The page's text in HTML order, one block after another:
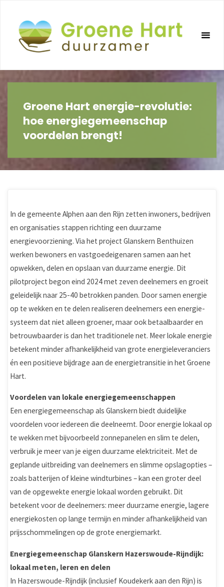
inhoud
Groene Hart energie-revolutie:
hoe energiegemeenschap
voordelen brengt!
In de gemeente Alphen aan den Rijn zetten inwoners, bedrijven
en organisaties stappen richting een duurzame
energievoorziening. Via het project Glanskern Benthuizen
werken bewoners en vastgoedeigenaren samen aan het
opwekken, delen en opslaan van duurzame energie. Dit
pilotproject begon eind 2024 met zeven deelnemers en groeit
geleidelijk naar 25-40 betrokken panden. Door samen energie
op te wekken en te delen realiseren deelnemers een energie-
systeem dat niet alleen groener, maar ook betaalbaarder en
betrouwbaarder is dan het traditionele net. Meer lokale energie
betekent minder afhankelijkheid van grote energieleveranciers
én een positieve bijdrage aan de energietransitie in het Groene
Hart.
Voordelen van lokale energiegemeenschappen
Een energiegemeenschap als Glanskern biedt duidelijke
voordelen voor iedereen die deelneemt. Door energie lokaal op
te wekken met bijvoorbeeld zonnepanelen en slim te delen,
verbruik je meer van je eigen duurzame elektriciteit. Met de
geplande uitbreiding van deelnemers en slimme opslagopties –
zoals batterijen of kleine windturbines – kan een groter deel
van de opgewekte energie lokaal worden gebruikt. Dit
betekent voor de deelnemers: meer duurzame energie, lagere
energiekosten op lange termijn en minder afhankelijkheid van
prijsschommelingen op de grote energiemarkt.
Energiegemeenschap Glanskern Hazerswoude-Rijndijk:
lokaal meten, leren en delen
In Hazerswoude-Rijndijk (inclusief Koudekerk aan den Rijn) is